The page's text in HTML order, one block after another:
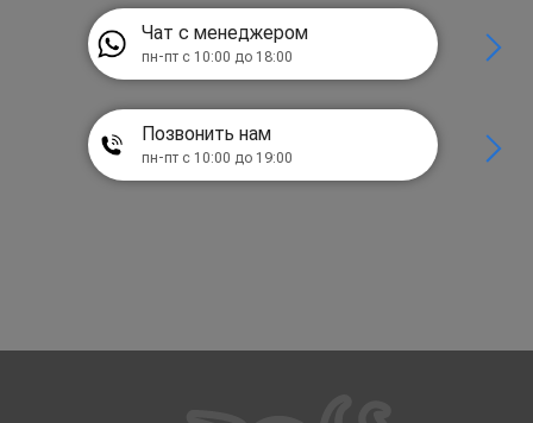
Чат с менеджером
пн-пт с 10:00 до 18:00
Позвонить нам
пн-пт с 10:00 до 19:00